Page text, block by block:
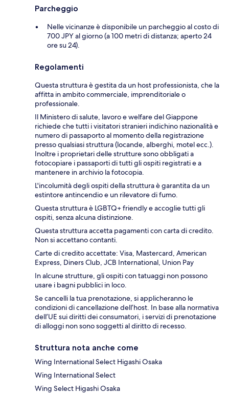
Parcheggio
Nelle vicinanze è disponibile un parcheggio al costo di
700 JPY al giorno (a 100 metri di distanza; aperto 24
ore su 24).
Regolamenti
Questa struttura è gestita da un host professionista, che la
affitta in ambito commerciale, imprenditoriale o
professionale.
Il Ministero di salute, lavoro e welfare del Giappone
richiede che tutti i visitatori stranieri indichino nazionalità e
numero di passaporto al momento della registrazione
presso qualsiasi struttura (locande, alberghi, motel ecc.).
Inoltre i proprietari delle strutture sono obbligati a
fotocopiare i passaporti di tutti gli ospiti registrati e a
mantenere in archivio la fotocopia.
L'incolumità degli ospiti della struttura è garantita da un
estintore antincendio e un rilevatore di fumo.
Questa struttura è LGBTQ+ friendly e accoglie tutti gli
ospiti, senza alcuna distinzione.
Questa struttura accetta pagamenti con carta di credito.
Non si accettano contanti.
Carte di credito accettate: Visa, Mastercard, American
Express, Diners Club, JCB International, Union Pay
In alcune strutture, gli ospiti con tatuaggi non possono
usare i bagni pubblici in loco.
Se cancelli la tua prenotazione, si applicheranno le
condizioni di cancellazione dell’host. In base alla normativa
dell’UE sui diritti dei consumatori, i servizi di prenotazione
di alloggi non sono soggetti al diritto di recesso.
Struttura nota anche come
Wing International Select Higashi Osaka
Wing International Select
Wing Select Higashi Osaka